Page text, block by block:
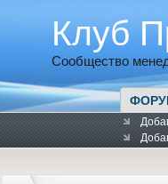
Клуб
Сообщество